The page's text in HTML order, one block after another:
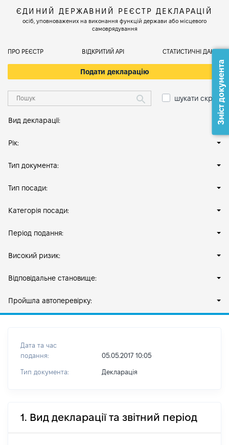
ЄДИНИЙ ДЕРЖАВНИЙ РЕЄСТР ДЕКЛАРАЦІЙ
осіб, уповноважених на виконання функцій держави або місцевого
самоврядування
ПРО РЕЄСТР ВІДКРИТИЙ АРІ СТАТИСТИЧНІ ДАНІ
Подати декларацію
шукати скрізь
Вид декларації:
Рік:
Тип документа:
Тип посади:
Категорія посади:
Період подання:
Високий ризик:
Відповідальне становище:
Пройшла автоперевірку:
Дата та час
подання:
05.05.2017 10:05
Тип документа: Декларація
1. Вид декларації та звітний період
Зміст документа